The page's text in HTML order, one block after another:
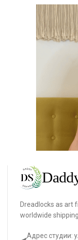
Dreadlocks as art
worldwide shipping.
Адрес студии: